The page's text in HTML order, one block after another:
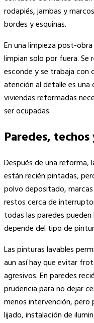
rodapiés, jambas y
bordes y esquinas.
En una limpieza post-
limpian solo por fuera. Se
esconde y se trabaja con
atención al detalle es una
viviendas reformadas
ser ocupadas.
Paredes,
Después de una reforma,
están recién pintadas,
polvo depositado,
restos cerca de
todas las paredes
depende del tipo de
Las pinturas lavables
aun así hay que evitar
agresivos. En paredes
prudencia para no dejar
menos intervención, pero
lijado, instalación de